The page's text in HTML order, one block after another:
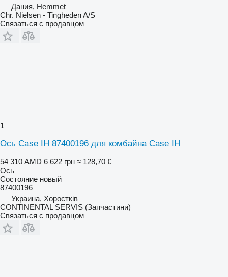
Дания, Hemmet
Chr. Nielsen - Tingheden A/S
Связаться с продавцом
1
Ось Case IH 87400196 для комбайна Case IH
54 310 AMD 6 622 грн ≈ 128,70 €
Ось
Состояние новый
87400196
Украина, Хоростків
CONTINENTAL SERVIS (Запчастини)
Связаться с продавцом